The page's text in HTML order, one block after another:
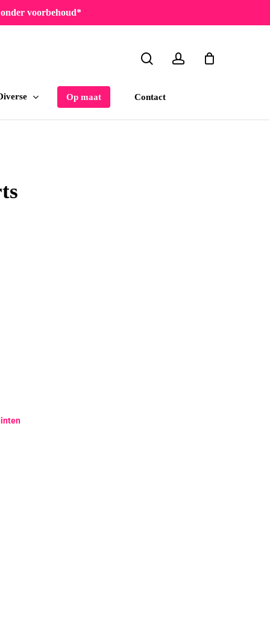
voorbehoud*
Op maat Contact